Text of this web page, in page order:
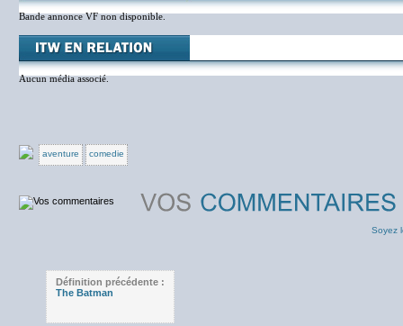
Bande annonce VF non disponible.
Aucun média associé.
aventure comedie
Soyez
Définition précédente :
The Batman